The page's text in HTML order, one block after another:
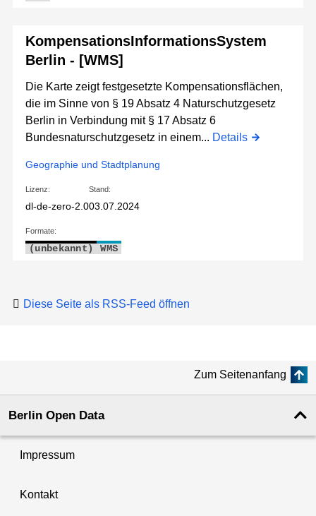
KompensationsInformationsSystem
Berlin - [WMS]
Die Karte zeigt festgesetzte Kompensationsflächen,
die im Sinne von § 19 Absatz 4 Naturschutzgesetz
Berlin in Verbindung mit § 17 Absatz 6
Bundesnaturschutzgesetz in einem... Details
Geographie und Stadtplanung
Lizenz:
dl-de-zero-2.0
Stand:
03.07.2024
Formate:
(unbekannt) WMS
Diese Seite als RSS-Feed öffnen
Zum Seitenanfang
Berlin Open Data
Impressum
Kontakt